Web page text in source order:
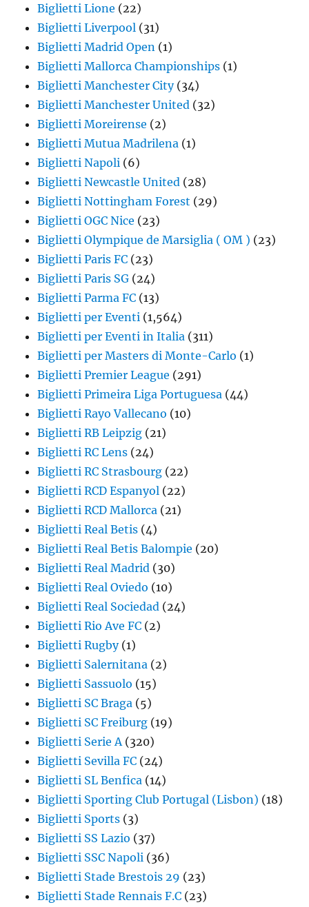
Biglietti Lione (22)
Biglietti Liverpool (31)
Biglietti Madrid Open (1)
Biglietti Mallorca Championships (1)
Biglietti Manchester City(34)
Biglietti Manchester United (32)
Biglietti Moreirense (2)
Biglietti Mutua Madrilena (1)
Biglietti Napoli (6)
Biglietti Newcastle United (28)
Biglietti Nottingham Forest (29)
Biglietti OGC Nice (23)
Biglietti Olympique de Marsiglia ( OM ) (23)
Biglietti Paris FC (23)
Biglietti Paris SG (24)
Biglietti Parma FC (13)
Biglietti per Eventi (1,564)
Biglietti per Eventi in Italia (311)
Biglietti per Masters di Monte-Carlo (1)
Biglietti Premier League (291)
Biglietti Primeira Liga Portuguesa (44)
Biglietti Rayo Vallecano (10)
Biglietti RB Leipzig (21)
Biglietti RC Lens (24)
Biglietti RC Strasbourg (22)
Biglietti RCD Espanyol (22)
Biglietti RCD Mallorca (21)
Biglietti Real Betis (4)
Biglietti Real Betis Balompie (20)
Biglietti Real Madrid (30)
Biglietti Real Oviedo (10)
Biglietti Real Sociedad (24)
Biglietti Rio Ave FC (2)
Biglietti Rugby(1)
Biglietti Salernitana (2)
Biglietti Sassuolo (15)
Biglietti SC Braga (5)
Biglietti SC Freiburg (19)
Biglietti Serie A (320)
Biglietti Sevilla FC (24)
Biglietti SL Benfica (14)
Biglietti Sporting Club Portugal (Lisbon) (18)
Biglietti Sports (3)
Biglietti SS Lazio (37)
Biglietti SSC Napoli (36)
Biglietti Stade Brestois 29 (23)
Biglietti Stade Rennais F.C (23)